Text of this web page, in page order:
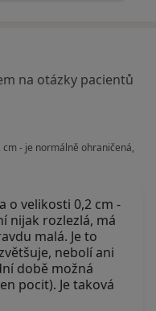
na otázky pacientů
- je normálně ohraničená,
o velikosti 0,2 cm -
nijak rozlezlá, má
malá. Je to
nebolí ani
době možná
pocit). Je taková